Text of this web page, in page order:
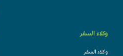
وكلاء السفر
وكلاء السفر